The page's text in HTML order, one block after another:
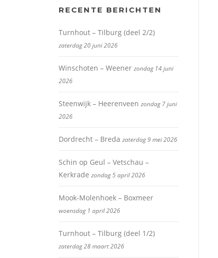
RECENTE BERICHTEN
Turnhout – Tilburg (deel 2/2)
zaterdag 20 juni 2026
Winschoten – Weener zondag 14 juni
2026
Steenwijk – Heerenveen zondag 7 juni
2026
Dordrecht – Breda zaterdag 9 mei 2026
Schin op Geul – Vetschau –
Kerkrade zondag 5 april 2026
Mook-Molenhoek – Boxmeer
woensdag 1 april 2026
Turnhout – Tilburg (deel 1/2)
zaterdag 28 maart 2026